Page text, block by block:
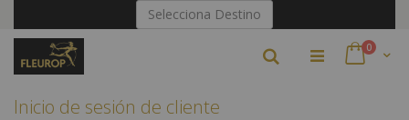
contenido
Selecciona Destino
Cart
0
Buscar
Inicio de sesión de cliente